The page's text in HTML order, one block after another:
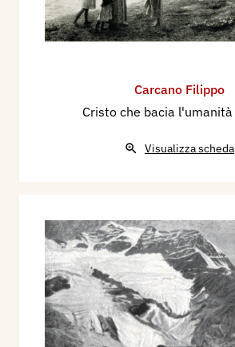
Carcano Filippo
Cristo che bacia l'umanità
Visualizza scheda